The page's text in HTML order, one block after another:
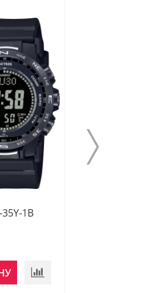
35Y-1B